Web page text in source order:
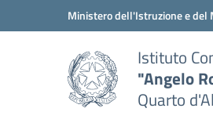
Vai ai contenuti
Vai al menu di navigazioneMinistero dell'Istruzione e del
Istituto
"Angelo
Quarto